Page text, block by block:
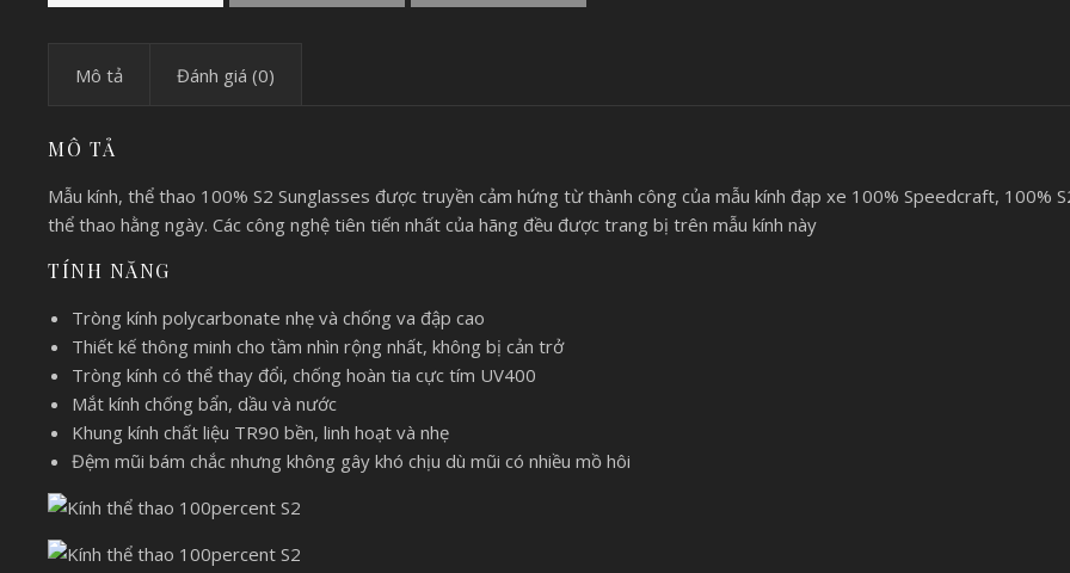
Mô tả Đánh giá (0)
MÔ TẢ
Mẫu kính, thể thao 100% S2 Sunglasses được truyền cảm hứng từ thành công của mẫu kính đạp xe 100% Speedcraft, 100%
thể thao hằng ngày. Các công nghệ tiên tiến nhất của hãng đều được trang bị trên mẫu kính này
TÍNH NĂNG
Tròng kính polycarbonate nhẹ và chống va đập cao
Thiết kế thông minh cho tầm nhìn rộng nhất, không bị cản trở
Tròng kính có thể thay đổi, chống hoàn tia cực tím UV400
Mắt kính chống bẩn, dầu và nước
Khung kính chất liệu TR90 bền, linh hoạt và nhẹ
Đệm mũi bám chắc nhưng không gây khó chịu dù mũi có nhiều mồ hôi